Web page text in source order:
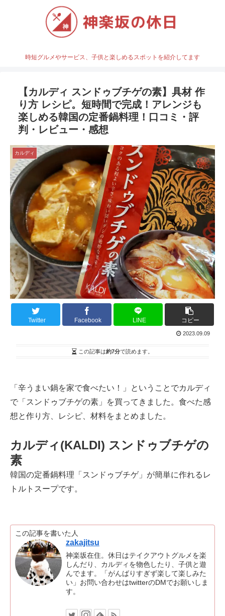
時短グルメやサービス、子供と楽しめるスポットを紹介してます
【カルディ スンドゥブチゲの素】具材 作
り方 レシピ。短時間で完成！アレンジも
楽しめる韓国の定番鍋料理！口コミ・評
判・レビュー・感想
カルディ
Twitter Facebook LINE コピー
2023.09.09
この記事は約7分で読めます。
「辛うまい鍋を家で食べたい！」ということでカルディ
で「スンドゥブチゲの素」を買ってきました。食べた感
想と作り方、レシピ、材料をまとめました。
カルディ(KALDI) スンドゥブチゲの
素
韓国の定番鍋料理「スンドゥブチゲ」が簡単に作れるレ
トルトスープです。
この記事を書いた人
zakajitsu
神楽坂在住。休日はテイクアウトグルメを楽
しんだり、カルディを物色したり、子供と遊
んでます。「がんばりすぎず楽して楽しみた
い」お問い合わせはtwitterのDMでお願いしま
す。